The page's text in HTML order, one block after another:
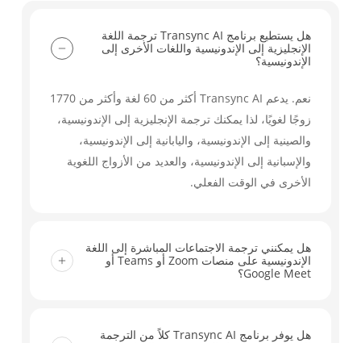
هل يستطيع برنامج Transync AI ترجمة اللغة
الإنجليزية إلى الإندونيسية واللغات الأخرى إلى
الإندونيسية؟
نعم. يدعم Transync AI أكثر من 60 لغة وأكثر من 1770
زوجًا لغويًا، لذا يمكنك ترجمة الإنجليزية إلى الإندونيسية،
والصينية إلى الإندونيسية، واليابانية إلى الإندونيسية،
والإسبانية إلى الإندونيسية، والعديد من الأزواج اللغوية
الأخرى في الوقت الفعلي.
هل يمكنني ترجمة الاجتماعات المباشرة إلى اللغة
الإندونيسية على منصات Zoom أو Teams أو
Google Meet؟
وGoogle Meet وغيرها من أدوات الاجتماعات الرئيسية،
هل يوفر برنامج Transync AI كلاً من الترجمة